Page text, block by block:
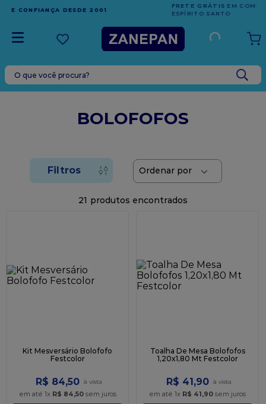
EM COMPRAS ACIMA DE R$1.000,00 PARA O
ESPÍRITO SANTO
O que você procura?
BOLOFOFOS
21
Kit Mesversário Bolofofo
Festcolor
R$ 84,50
em até 1x R$ 84,50sem juros
Toalha De Mesa Bolofofos
1,20x1,80 Mt Festcolor
R$ 41,90
em até 1x R$ 41,90 sem juros
TERMOS MAIS BUSCADOS
top harald
vabene
9º
caixa kraft